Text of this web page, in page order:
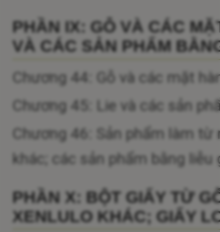
PHẦN IX: GỖ VÀ CÁC
VÀ CÁC SẢN PHẨM
Chương 44: Gỗ và các mặt
Chương 45: Lie và các sản
Chương 46: Sản phẩm làm
khác; các sản phẩm bằng liễu
PHẦN X: BỘT GIẤY TỪ
XENLULO KHÁC; GIẤY